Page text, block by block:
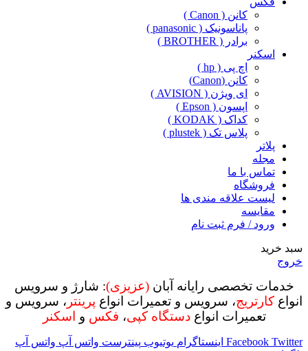
کانن ( Canon )
پاناسونیک ( panasonic )
برادر ( BROTHER )
اسکنر
اچ پی ( hp )
کانن (Canon)
ای ویژن ( AVISION )
اپسون ( Epson )
کداک ( KODAK )
پلاس تک ( plustek )
پلاتر
مجله
تماس با ما
فروشگاه
لیست علاقه مندی ها
مقایسه
ورود / فرم ثبت نام
سبد خرید
خروج
خدمات تخصصی رایانه آبان (عزیزی): شارژ و سرویس
انواع کارتریج، سرویس و تعمیرات انواع پرینتر ، سرویس و
تعمیرات انواعدستگاه کپی، فکس و اسکنر
Facebook Twitter اینستاگرام یوتیوب پینترست واتس آپ واتس آپ